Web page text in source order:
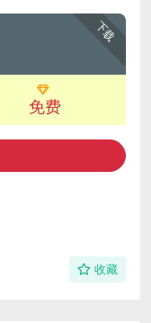
下载
免费
收藏